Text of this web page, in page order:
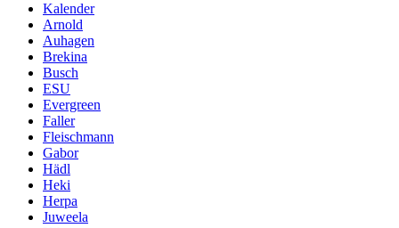
Kalender
Arnold
Auhagen
Brekina
Busch
ESU
Evergreen
Faller
Fleischmann
Gabor
Hädl
Heki
Herpa
Juweela